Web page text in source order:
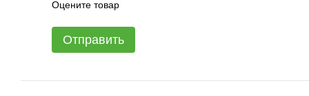
Оцените товар
Отправить